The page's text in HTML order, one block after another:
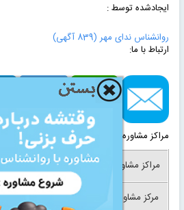
ایجادشده توسط :
روانشناس ندای مهر (839 آگهی)
ارتباط با ما:
مراکز مشاوره مرتبط:
مراکز مشاوره دولتی
مرکز مشاوره خانواده
مرکز مشاوره جنسی مشاوره قبل ازدواج